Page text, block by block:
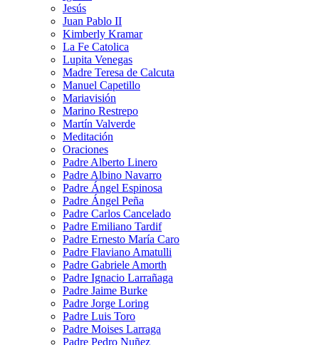
Jesús
Juan Pablo II
Kimberly Kramar
La Fe Catolica
Lupita Venegas
Madre Teresa de Calcuta
Manuel Capetillo
Mariavisión
Marino Restrepo
Martín Valverde
Meditación
Oraciones
Padre Alberto Linero
Padre Albino Navarro
Padre Ángel Espinosa
Padre Ángel Peña
Padre Carlos Cancelado
Padre Emiliano Tardif
Padre Ernesto María Caro
Padre Flaviano Amatulli
Padre Gabriele Amorth
Padre Ignacio Larrañaga
Padre Jaime Burke
Padre Jorge Loring
Padre Luis Toro
Padre Moises Larraga
Padre Pedro Nuñez